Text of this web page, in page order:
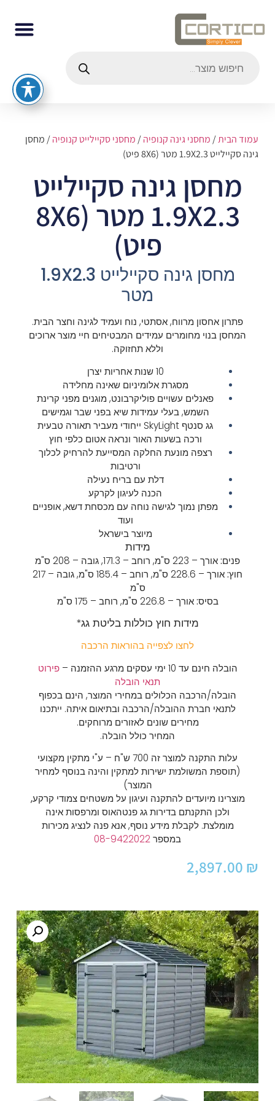
עמוד הבית/מחסני גינה קנופיה/מחסני סקיילייט קנופיה/ מחסן
גינה סקיילייט 1.9X2.3 מטר (8X6 פיט)
מחסן גינה סקיילייט
1.9X2.3 מטר (8X6
פיט)
מחסן גינה סקיילייט 1.9X2.3
מטר
פתרון אחסון מרווח, אסתטי, נוח ועמיד לגינה וחצר הבית.
המחסן בנוי מחומרים עמידים המבטיחים חיי מוצר ארוכים
וללא תחזוקה.
10 שנות אחריות יצרן
מסגרת אלומיניום שאינה מחלידה
פאנלים עשויים פוליקרבונט, מוגנים מפני קרינת
השמש, בעלי עמידות שיא בפני שבר וגמישים
גג סנטף SkyLight ייחודי מעביר תאורה טבעית
ורכה בשעות האור ונראה אטום כלפי חוץ
רצפה מונעת החלקה המסייעת להרחיק לכלוך
ורטיבות
דלת עם בריח נעילה
הכנה לעיגון לקרקע
מפתן נמוך לגישה נוחה עם מכסחת דשא, אופניים
ועוד
מיוצר בישראל
מידות
פנים:אורך – 223 ס"מ, רוחב – 171.3,
גובה – 208 ס"מ
חוץ:אורך – 228.6 ס"מ, רוחב – 185.4 ס"מ,
גובה – 217
ס"מ
בסיס:אורך – 226.8 ס"מ, רוחב – 175 ס"מ
מידות חוץ כוללות בליטת גג*
לחצו לצפייה בהוראות הרכבה
הובלה חינם עד 10 ימי עסקים מרגע ההזמנה –
פירוט
תנאי הובלה
הובלה/הרכבה הכלולים במחירי המוצר, הינם בכפוף
לתנאי חברת ההובלה/הרכבה ובתיאום איתה. ייתכנו
מחירים שונים לאזורים מרוחקים.
המחיר כולל הובלה.
עלות התקנה למוצר זה 700 ש"ח – ע"י מתקין מקצועי
(תוספת המשולמת ישירות למתקין והינה בנוסף למחיר
המוצר)
מוצרינו מיועדים להתקנה ועיגון על משטחים צמודי קרקע,
ולכן התקנתם בדירות גג פנטהאוס ומרפסות אינה
מומלצת. לקבלת מידע נוסף, אנא פנה לנציג מכירות
במספר08-9422022
2,897.00 ₪